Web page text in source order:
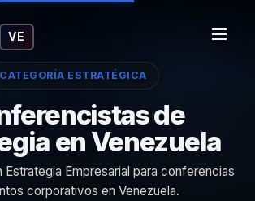
VE
CATEGORÍA ESTRATÉGICA
de
en Venezuela
Estrategia Empresarial para conferencias
corporativos en Venezuela.